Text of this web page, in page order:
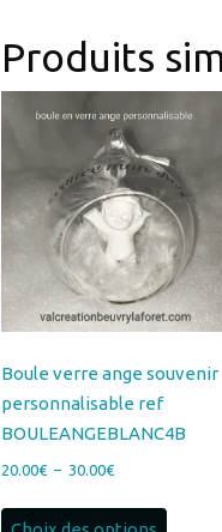
Produits
Boule verre ange souvenir
personnalisable ref
BOULEANGEBLANC4B
20.00€ – 30.00€Plage